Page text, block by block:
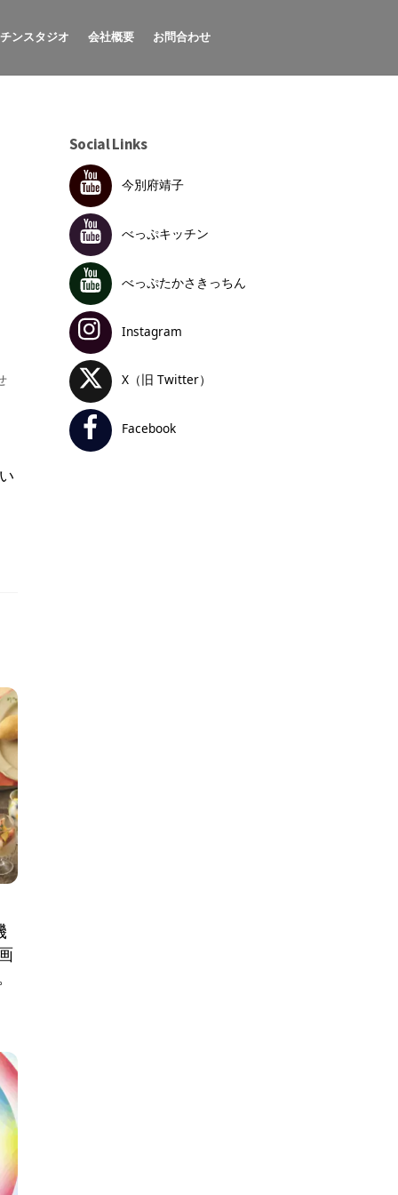
ンスタジオ 会社概要 お問合わせ
Social Links
今別府靖子
べっぷキッチン
べっぷたかさきっちん
Instagram
X（旧 Twitter）
Facebook